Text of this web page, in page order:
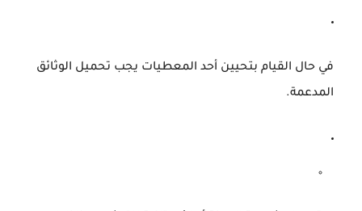
في حال القيام بتحيين أحد المعطيات يجب تحميل الوثائق
المدعمة.